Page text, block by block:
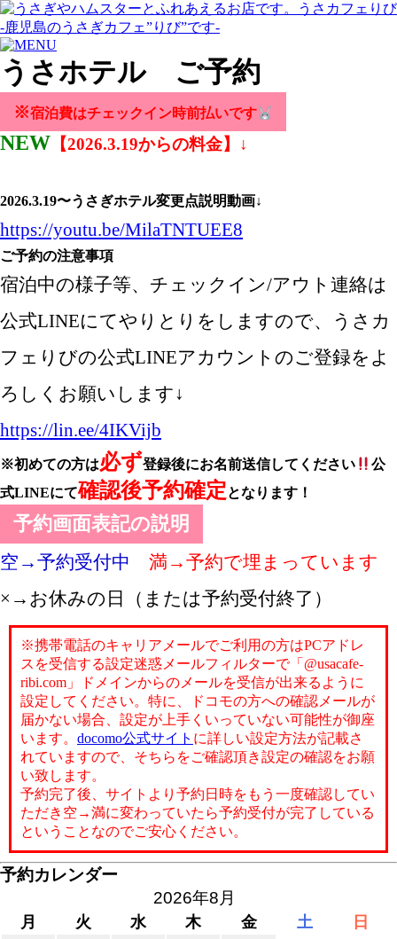
うさホテル ご予約
※宿泊費はチェックイン時前払いです
NEW 【2026.3.19からの料金】↓
2026.3.19〜うさぎホテル変更点説明動画↓
https://youtu.be/MilaTNTUEE8
ご予約の注意事項
宿泊中の様子等、チェックイン/アウト連絡は
公式LINEにてやりとりをしますので、うさカ
フェりびの公式LINEアカウントのご登録をよ
ろしくお願いします↓
https://lin.ee/4IKVijb
※初めての方は必ず登録後にお名前送信してください
公
式LINEにて確認後予約確定となります！
予約画面表記の説明
空→予約受付中
満→予約で埋まっています
×→お休みの日（または予約受付終了）
※携帯電話のキャリアメールでご利用の方はPCアドレ
スを受信する設定迷惑メールフィルターで「@usacafe-
ribi.com」ドメインからのメールを受信が出来るように
設定してください。特に、ドコモの方への確認メールが
届かない場合、設定が上手くいっていない可能性が御座
います。 docomo公式サイト に詳しい設定方法が記載さ
れていますので、そちらをご確認頂き設定の確認をお願
い致します。
予約完了後、サイトより予約日時をもう一度確認してい
ただき空→満に変わっていたら予約受付が完了している
ということなのでご安心ください。
予約カレンダー
2026年8月
月 火 水 木 金 土 日